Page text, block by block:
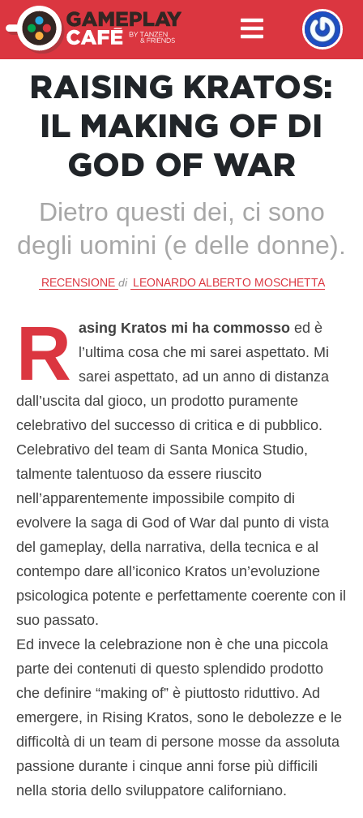
RAISING KRATOS:
IL MAKING OF DI
GOD OF WAR
Dietro questi dei, ci sono
degli uomini (e delle donne).
RECENSIONE di LEONARDO ALBERTO MOSCHETTA
R asing Kratos mi ha commosso ed è
l’ultima cosa che mi sarei aspettato. Mi
sarei aspettato, ad un anno di distanza
dall’uscita dal gioco, un prodotto puramente
celebrativo del successo di critica e di pubblico.
Celebrativo del team di Santa Monica Studio,
talmente talentuoso da essere riuscito
nell’apparentemente impossibile compito di
evolvere la saga di God of War dal punto di vista
del gameplay, della narrativa, della tecnica e al
contempo dare all’iconico Kratos un’evoluzione
psicologica potente e perfettamente coerente con il
suo passato.
Ed invece la celebrazione non è che una piccola
parte dei contenuti di questo splendido prodotto
che definire “making of” è piuttosto riduttivo. Ad
emergere, in Rising Kratos, sono le debolezze e le
difficoltà di un team di persone mosse da assoluta
passione durante i cinque anni forse più difficili
nella storia dello sviluppatore californiano.